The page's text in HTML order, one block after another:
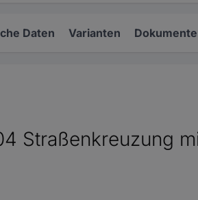
Daten Varianten
Straßenkreuzung